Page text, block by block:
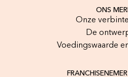
ONS
Onze
De
Voedingswaarde